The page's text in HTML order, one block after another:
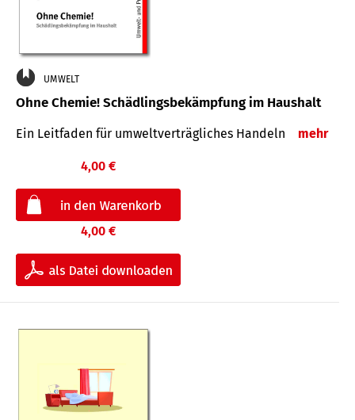
UMWELT
Ohne Chemie! Schädlingsbekämpfung im Haushalt
Ein Leitfaden für um­welt­ver­träg­liches Han­deln mehr
4,00 €
4,00 €